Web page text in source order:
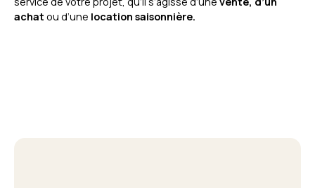
achat ou d’une location saisonnière.